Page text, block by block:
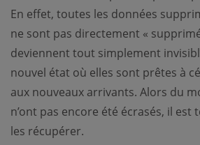
En effet, toutes les données
ne sont pas directement «
deviennent tout simplement
nouvel état où elles sont prêtes à
aux nouveaux arrivants. Alors du
n’ont pas encore été écrasés, il
les récupérer.